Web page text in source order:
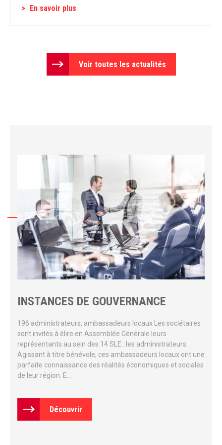
En savoir plus
Voir toutes les actualités
INSTANCES DE GOUVERNANCE
196 administrateurs, ambassadeurs locaux Les sociétaires
sont invités à élire en Assemblée Générale leurs
représentants au sein des 14 SLE : les administrateurs.
Agissant à titre bénévole, ces ambassadeurs locaux ont une
parfaite connaissance des réalités économiques et sociales
de leur région. E...
Découvrir